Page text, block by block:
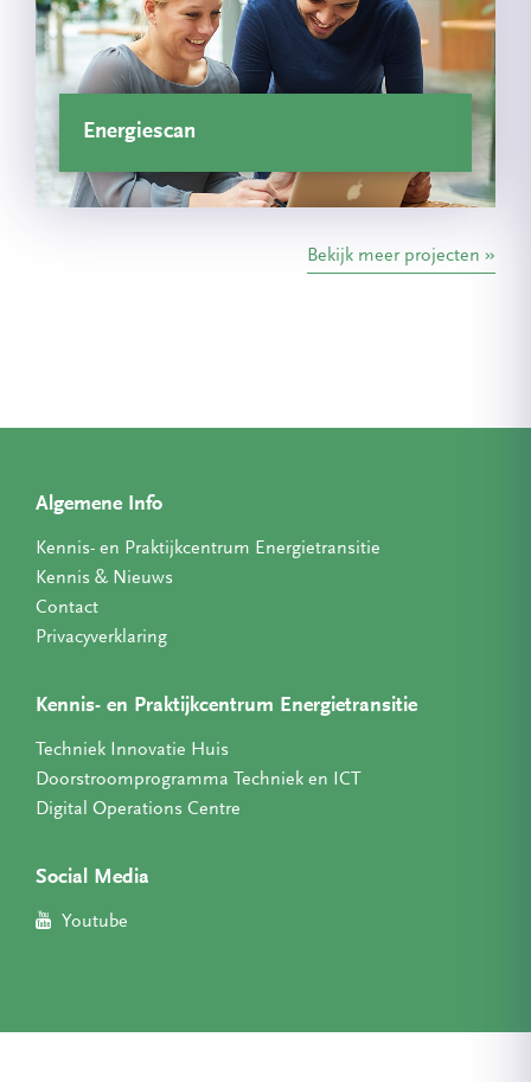
Energiescan
Bekijk meer projecten
Algemene Info
Kennis- en Praktijkcentrum Energietransitie
Kennis & Nieuws
Contact
Privacyverklaring
Kennis- en Praktijkcentrum Energietransitie
Techniek Innovatie Huis
Doorstroomprogramma Techniek en ICT
Digital Operations Centre
Social Media
Youtube